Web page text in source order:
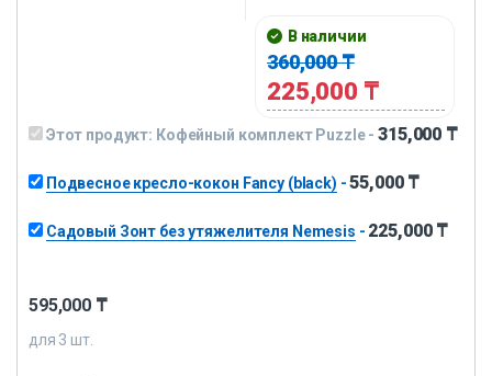
В наличии
360,000₸
225,000 ₸
Этот продукт: Кофейный комплект Puzzle-315,000 ₸
Подвесное кресло-кокон Fancy (black) -55,000 ₸
Садовый Зонт без утяжелителя Nemesis - 225,000 ₸
595,000 ₸
для 3 шт.